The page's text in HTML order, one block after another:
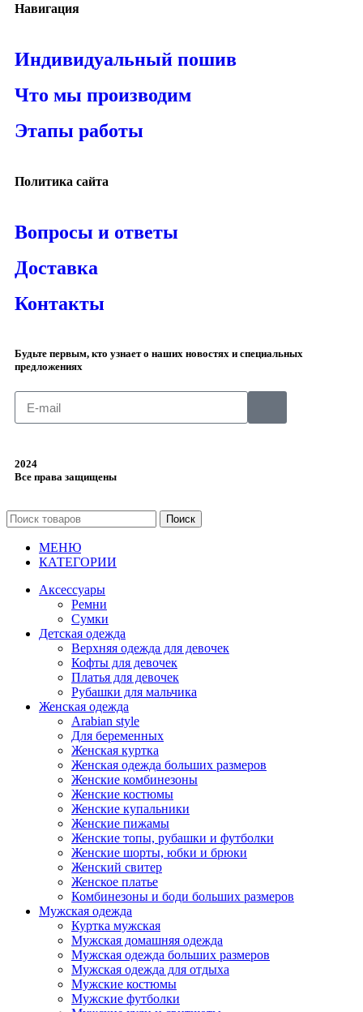
Навигация
Индивидуальный пошив
Что мы производим
Этапы работы
Политика сайта
Вопросы и ответы
Доставка
Контакты
Будьте первым, кто узнает о наших новостях и специальных
предложениях
2024
Все права защищены
Поиск
МЕНЮ
КАТЕГОРИИ
Аксессуары
Ремни
Сумки
Детская одежда
Верхняя одежда для девочек
Кофты для девочек
Платья для девочек
Рубашки для мальчика
Женская одежда
Arabian style
Для беременных
Женская куртка
Женская одежда больших размеров
Женские комбинезоны
Женские костюмы
Женские купальники
Женские пижамы
Женские топы, рубашки и футболки
Женские шорты, юбки и брюки
Женский свитер
Женское платье
Комбинезоны и боди больших размеров
Мужская одежда
Куртка мужская
Мужская домашняя одежда
Мужская одежда больших размеров
Мужская одежда для отдыха
Мужские костюмы
Мужские футболки